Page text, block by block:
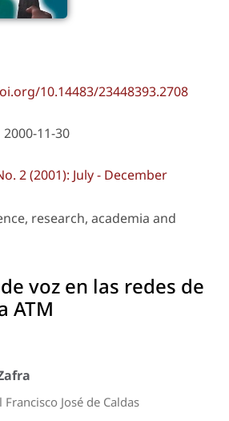
10.14483/23448393.2708
2000-11-30
2 (2001): July - December
research, academia and
voz en las redes de
ATM
José de Caldas